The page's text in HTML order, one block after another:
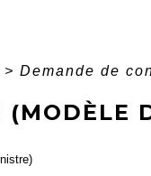
> Demande de
(MODÈLE